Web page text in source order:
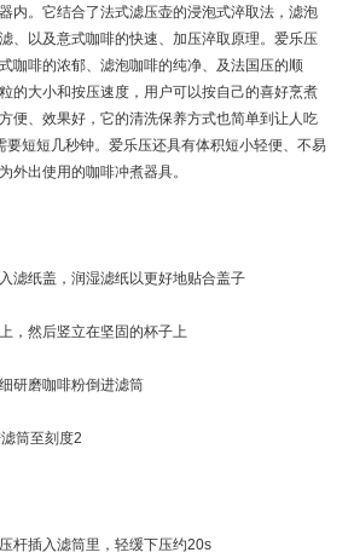
内。它结合了法式滤压壶的浸泡式淬取法，滤泡
、以及意式咖啡的快速、加压淬取原理。爱乐压
咖啡的浓郁、滤泡咖啡的纯净、及法国压的顺
的大小和按压速度，用户可以按自己的喜好烹煮
便、效果好，它的清洗保养方式也简单到让人吃
要短短几秒钟。爱乐压还具有体积短小轻便、不易
外出使用的咖啡冲煮器具。
纸盖，润湿滤纸以更好地贴合盖子
然后竖立在坚固的杯子上
磨咖啡粉倒进滤筒
筒至刻度2
插入滤筒里，轻缓下压约20s